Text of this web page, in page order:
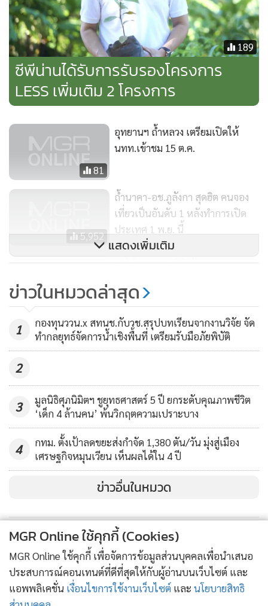
ทรัพยากรธรรมชาติภายในเขตรักษาพันธุ์สัตว์ป่าหรือเขตห้ามล่า
สัตว์ป่าเพื่อการดำรงชีพอย่างเป็นปกติธุระ พ.ศ. .... (มาตรา 121
วรรคสี่)
8) ร่างระเบียบกรมอุทยานแห่งชาติ สัตว์ป่า และพันธุ์พืช ว่าด้วย
การเรียกเก็บและยกเว้นค่าบริการหรือค่าตอบแทนและอัตราค่า
สะดวกในเขตรักษาพันธุ์สัตว์ป่าและเขตห้ามล่าสัตว์ป่า พ.ศ. ....
ที่มา – กระทรวงทรัพยากรธรรมชาติและสิ่งแวดล้อม (ทส.)
189
ซีพีน่านได้รับการรับรองโครงการ
LESS เพิ่มเติม 2 โครงการ
81
อุทยานฯ ถ้ำหลวง เตรียมเปิดให้
นทท.เข้าชม 15 ต.ค.
5,952
ถ้ำนาคา-อช.ภูลังกา สุดฮิต คนจอง
เที่ยวเป็นอันดับ 1 หลังทำการเปิด
ประเทศ 1 พ.ย. นี้
364
ป่าไม้-ตชด.สนธิกำลังล่าขบวนการ
“ภูสอยดาว” ขนเข้าลาวชั่งขาย
นายทุนเป็นกิโลฯ
แสดงเพิ่มเติม
ข่าวในหมวดล่าสุด
1
กองทุนววน.x สทนช.กับวช.สรุปบทเรียนจากงานวิจัย จัด
ทำกลยุทธ์จัดการน้ำเชิงพื้นที่ เตรียมรับมือภัยพิบัติ
2
3
มูลนิธิศุภนิมิตฯ ชูยุทธศาสตร์ 5 ปี ยกระดับคุณภาพชีวิต
‘เด็ก 4 ล้านคน’ พ้นวิกฤตความเปราะบาง
4
กทม. ตั้งเป้าลดขยะส่งกำจัด 1,380 ตัน/วัน มุ่งสู่เมือง
เศรษฐกิจหมุนเวียน เห็นผลได้ใน 4 ปี
ข่าวอื่นในหมวด
MGR Online ใช้คุกกี้ (Cookies)
MGR Online ใช้คุกกี้ เพื่อจัดการข้อมูลส่วนบุคคลเพื่อนำเสนอ
ประสบการณ์คอนเทนต์ที่ดีที่สุดให้กับผู้อ่านบนเว็บไซต์ และ
แอพพลิเคชั่น เงื่อนไขการใช้งานเว็บไซต์ และ นโยบายสิทธิ